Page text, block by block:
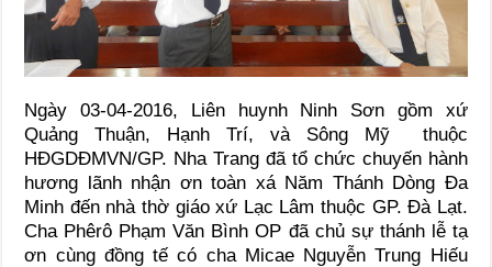
Ngày 03-04-2016, Liên huynh Ninh Sơn gồm xứ
Quảng Thuận, Hạnh Trí, và Sông Mỹ thuộc
HĐGDĐMVN/GP. Nha Trang đã tổ chức chuyến hành
hương lãnh nhận ơn toàn xá Năm Thánh Dòng Đa
Minh đến nhà thờ giáo xứ Lạc Lâm thuộc GP. Đà Lạt.
Cha Phêrô Phạm Văn Bình OP đã chủ sự thánh lễ tạ
ơn cùng đồng tế có cha Micae Nguyễn Trung Hiếu